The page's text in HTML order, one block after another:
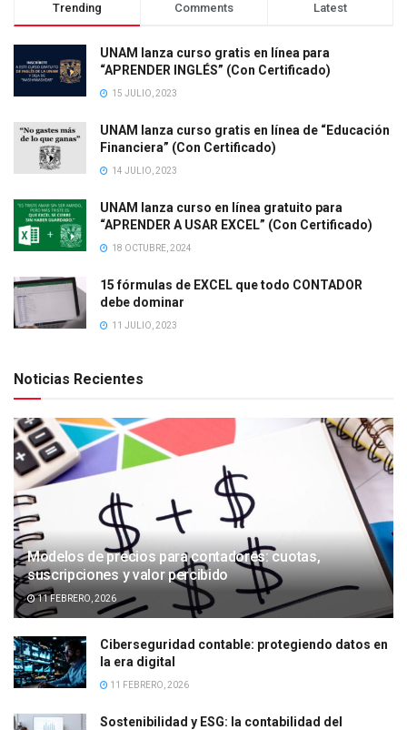
Trending Comments Latest
UNAM lanza curso gratis en línea para
“APRENDER INGLÉS” (Con Certificado)
15 JULIO, 2023
UNAM lanza curso gratis en línea de “Educación
Financiera” (Con Certificado)
14 JULIO, 2023
UNAM lanza curso en línea gratuito para
“APRENDER A USAR EXCEL” (Con Certificado)
18 OCTUBRE, 2024
15 fórmulas de EXCEL que todo CONTADOR
debe dominar
11 JULIO, 2023
Noticias Recientes
Modelos de precios para contadores: cuotas,
suscripciones y valor percibido
11 FEBRERO, 2026
Ciberseguridad contable: protegiendo datos en
la era digital
11 FEBRERO, 2026
Sostenibilidad y ESG: la contabilidad del